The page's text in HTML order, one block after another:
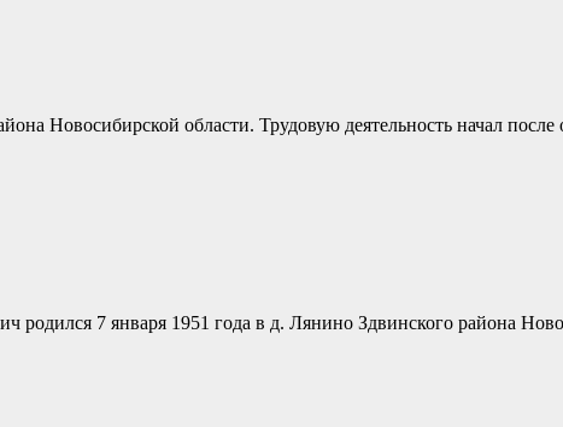
Новосибирской области. Трудовую деятельность начал
7 января 1951 года в д. Лянино Здвинского района